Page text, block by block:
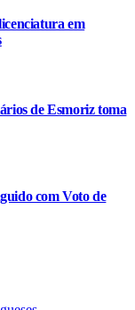
em
de Esmoriz toma
com Voto de